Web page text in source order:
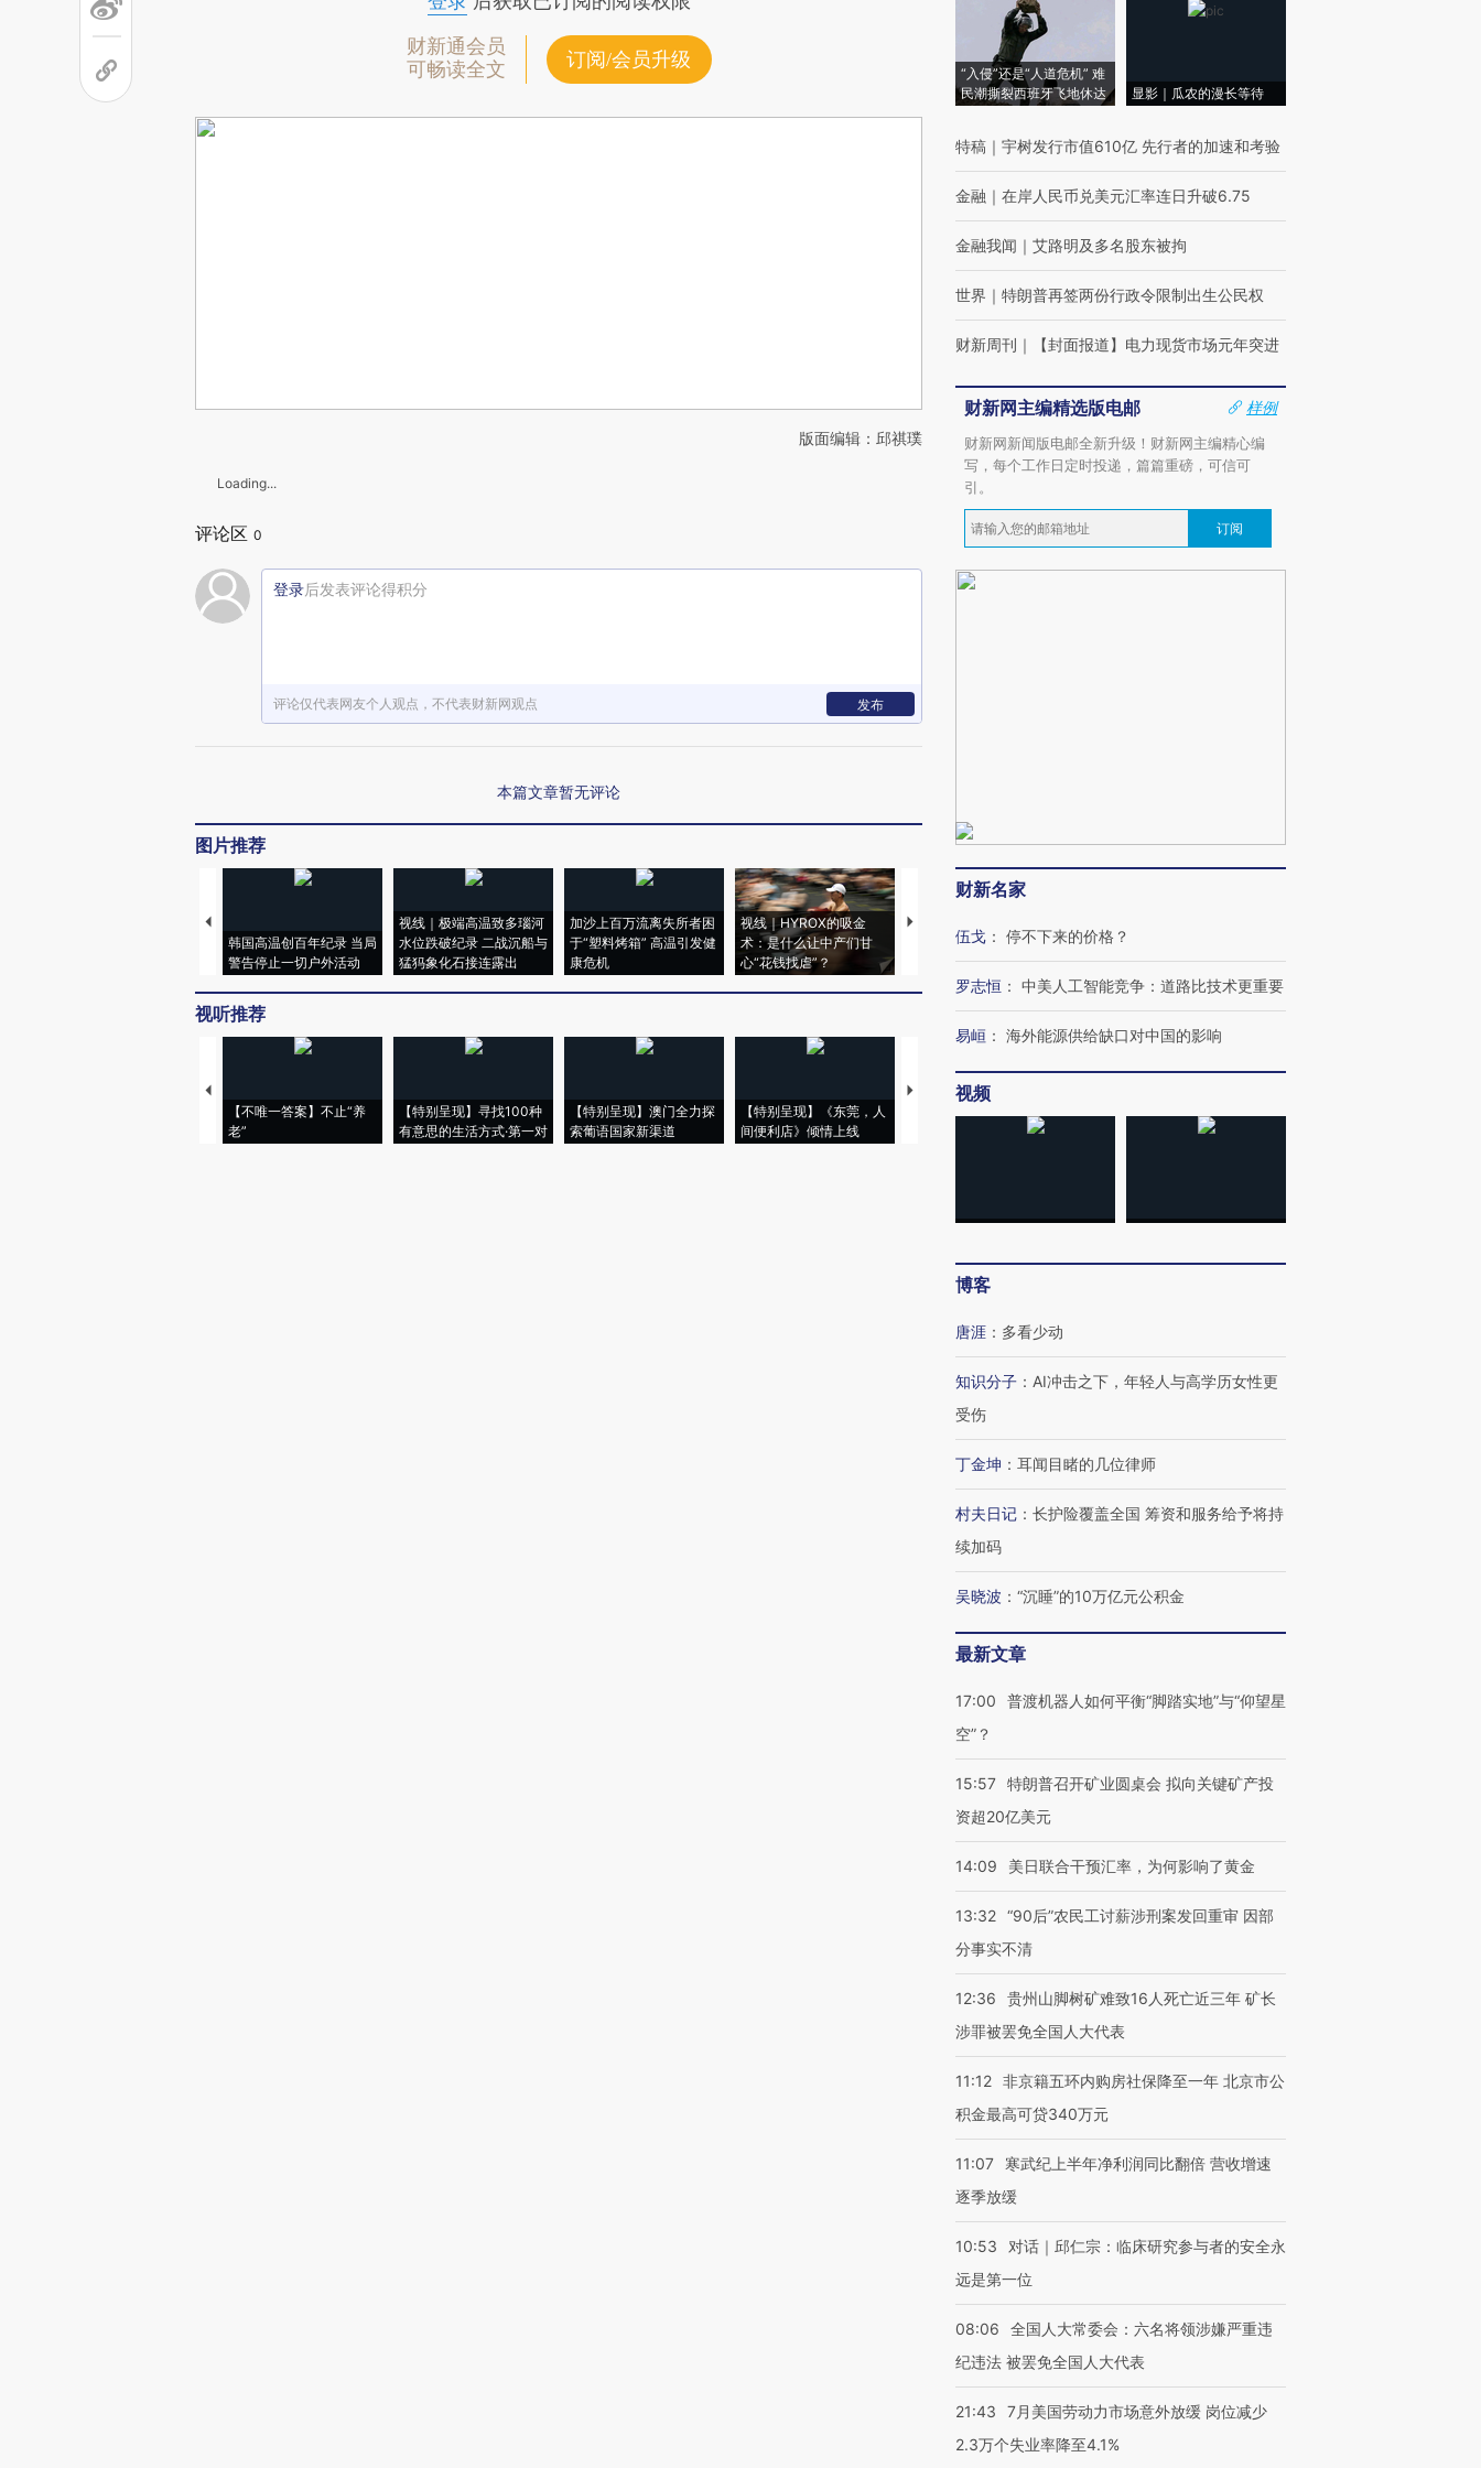
财新通会员
可畅读全文
订阅/会员升级
版面编辑：邱祺璞
Loading...
评论区 0
登录后发表评论得积分
评论仅代表网友个人观点，不代表财新网观点 发布
本篇文章暂无评论
图片推荐
韩国高温创百年纪录 当局
警告停止一切户外活动
视线｜极端高温致多瑙河
水位跌破纪录 二战沉船与
猛犸象化石接连露出
加沙上百万流离失所者困
于“塑料烤箱” 高温引发健
康危机
视线｜HYROX的吸金
术：是什么让中产们甘
心“花钱找虐”？
马航飞行员跨国走私7万
粒摇头丸 尿检体内含3种
度Z世代 用街头抗争将教
育部长拱下台
飞地休达
视听推荐
【不唯一答案】不止“养
老”
【特别呈现】寻找100种
有意思的生活方式·第一对
【特别呈现】澳门全力探
索葡语国家新渠道
【特别呈现】《东莞，人
间便利店》倾情上线
【推广】走进第四届链博
有意思的生活方式·第三对
“入侵”还是“人道危机” 难
民潮撕裂西班牙飞地休达
显影｜瓜农的漫长等待
特稿 ｜ 宇树发行市值610亿 先行者的加速和考验
金融 ｜ 在岸人民币兑美元汇率连日升破6.75
金融我闻 ｜ 艾路明及多名股东被拘
世界 ｜ 特朗普再签两份行政令限制出生公民权
财新周刊 ｜ 【封面报道】电力现货市场元年突进
财新网主编精选版电邮
样例
财新网新闻版电邮全新升级！财新网主编精心编
写，每个工作日定时投递，篇篇重磅，可信可
引。
订阅
财新名家
伍戈 ： 停不下来的价格？
罗志恒 ： 中美人工智能竞争：道路比技术更重要
易峘 ： 海外能源供给缺口对中国的影响
视频
博客
唐涯 ： 多看少动
知识分子 ： AI冲击之下，年轻人与高学历女性更
受伤
丁金坤 ： 耳闻目睹的几位律师
村夫日记 ： 长护险覆盖全国 筹资和服务给予将持
续加码
吴晓波 ： “沉睡”的10万亿元公积金
最新文章
17:00
普渡机器人如何平衡“脚踏实地”与“仰望星
空”？
15:57 特朗普召开矿业圆桌会 拟向关键矿产投
资超20亿美元
14:09 美日联合干预汇率，为何影响了黄金
13:32 “90后”农民工讨薪涉刑案发回重审 因部
分事实不清
12:36
贵州山脚树矿难致16人死亡近三年 矿长
涉罪被罢免全国人大代表
11:12 非京籍五环内购房社保降至一年 北京市公
积金最高可贷340万元
11:07
寒武纪上半年净利润同比翻倍 营收增速
逐季放缓
10:53
对话｜邱仁宗：临床研究参与者的安全永
远是第一位
08:06
全国人大常委会：六名将领涉嫌严重违
纪违法 被罢免全国人大代表
21:43
7月美国劳动力市场意外放缓 岗位减少
2.3万个失业率降至4.1%